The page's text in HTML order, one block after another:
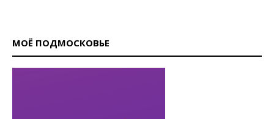
МОЁ ПОДМОСКОВЬЕ